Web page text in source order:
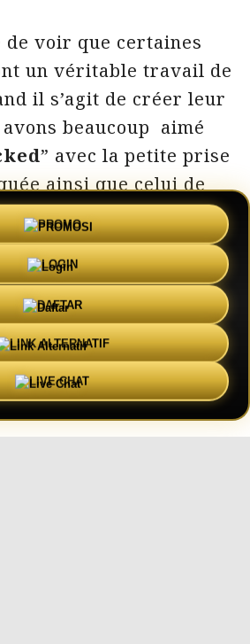
de voir que certaines
un véritable travail de
il s’agit de créer leur
beaucoup aimé
” avec la petite prise
ainsi que celui de
est drôlement créatif !
de ces logos avez-vous
SOURCE :BORED PANDA
PROMO
LOGIN
DAFTAR
LINK ALTERNATIF
LIVE CHAT